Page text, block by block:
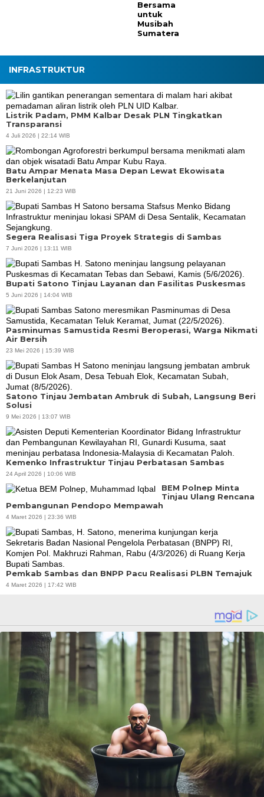
Bersama
untuk
Musibah
Sumatera
INFRASTRUKTUR
Listrik Padam, PMM Kalbar Desak PLN Tingkatkan
Transparansi
4 Juli 2026 | 22:14 WIB
Batu Ampar Menata Masa Depan Lewat Ekowisata
Berkelanjutan
21 Juni 2026 | 12:23 WIB
Segera Realisasi Tiga Proyek Strategis di Sambas
7 Juni 2026 | 13:11 WIB
Bupati Satono Tinjau Layanan dan Fasilitas Puskesmas
5 Juni 2026 | 14:04 WIB
Pasminumas Samustida Resmi Beroperasi, Warga Nikmati
Air Bersih
23 Mei 2026 | 15:39 WIB
Satono Tinjau Jembatan Ambruk di Subah, Langsung Beri
Solusi
9 Mei 2026 | 13:07 WIB
Kemenko Infrastruktur Tinjau Perbatasan Sambas
24 April 2026 | 10:06 WIB
BEM Polnep Minta
Tinjau Ulang Rencana
Pembangunan Pendopo Mempawah
4 Maret 2026 | 23:36 WIB
Pemkab Sambas dan BNPP Pacu Realisasi PLBN Temajuk
4 Maret 2026 | 17:42 WIB